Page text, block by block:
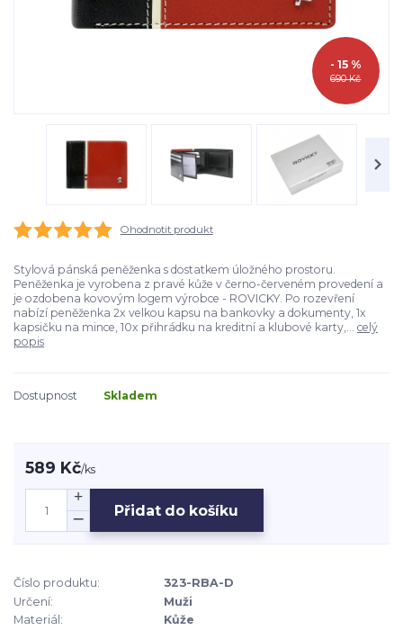
690 Kč
- 15 %
Ohodnotit produkt
Stylová pánská peněženka s dostatkem úložného prostoru.
Peněženka je vyrobena z pravé kůže v černo-červeném provedení a
je ozdobena kovovým logem výrobce - ROVICKY. Po rozevření
nabízí peněženka 2x velkou kapsu na bankovky a dokumenty, 1x
kapsičku na mince, 10x přihrádku na kreditní a klubové karty,... celý
popis
Dostupnost Skladem
589 Kč/ks
Přidat do košíku
Číslo produktu:
323-RBA-D
Určení:
Muži
Materiál:
Kůže